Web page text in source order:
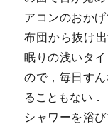
アコンのおか
布団から抜け
眠りの浅いタ
ので，毎日す
ることもない．
シャワーを浴